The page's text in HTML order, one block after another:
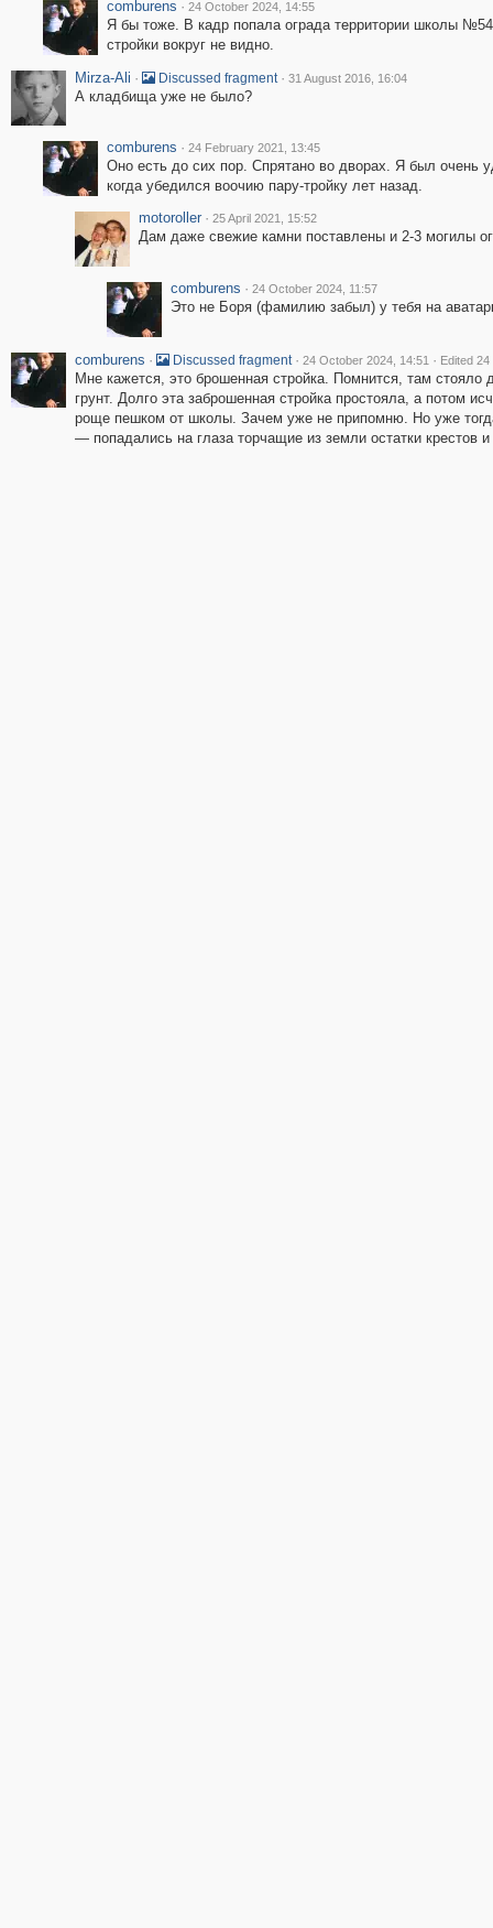
comburens · 24 October 2024, 14:55
Я бы тоже. В кадр попала ограда территории школы
стройки вокруг не видно.
Mirza-Ali · Discussed fragment · 31 August 2016, 16:04
А кладбища уже не было?
comburens · 24 February 2021, 13:45
Оно есть до сих пор. Спрятано во дворах. Я был очень
когда убедился воочию пару-тройку лет назад.
motoroller · 25 April 2021, 15:52
Дам даже свежие камни поставлены и 2-3 могилы
comburens · 24 October 2024, 11:57
Это не Боря (фамилию забыл) у тебя на
comburens · Discussed fragment · 24 October 2024, 14:51 · Edited
Мне кажется, это брошенная стройка. Помнится, там стояло
грунт. Долго эта заброшенная стройка простояла, а потом
роще пешком от школы. Зачем уже не припомню. Но уже
— попадались на глаза торчащие из земли остатки крестов